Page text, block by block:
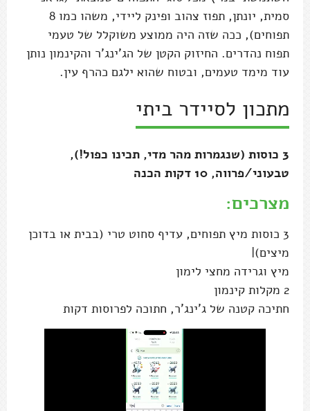
סמית, יונתן, תפוז צהוב ופינק ליידי, משהו כמו 8
תפוחים), ככה שזה היה ממוצע משוקלל של טעמי
תפוח נהדרים. החיזוק הקטן של הג'ינג'ר והקינמון נותן
עוד מימד טעמים, ובטוח שהוא ילגם כהרף עין.
מתכון לסיידר ביתי
3 כוסות (שנגמרות מהר מדי, תכינו כפול!),
טבעוני/פרווה, 10 דקות הכנה
מצרכים:
3 כוסות מיץ תפוחים, עדיף סחוט טרי (בבית או בדוכן
מיצים)|
מיץ וגרידה מחצי לימון
2 מקלות קינמון
חתיכה קטנה של ג'ינג'ר, חתוכה לפרוסות דקות